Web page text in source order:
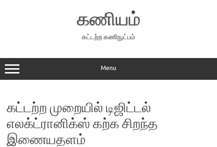
கணியம்
கட்டற்ற கணிநுட்பம்
Menu
கட்டற்ற முறையில் டிஜிட்டல்
எலக்ட்ரானிக்ஸ் கற்க சிறந்த
இணையதளம்